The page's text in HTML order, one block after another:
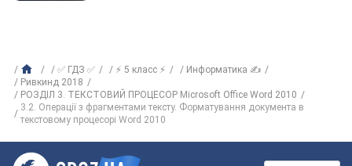
✅ ГДЗ ✅ ⚡ 5 класс ⚡
Информатика ✍
Ривкинд 2018
РОЗДІЛ 3. ТЕКСТОВИЙ ПРОЦЕСОР Microsoft Office Word 2010
3.2. Операції з фрагментами тексту. Форматування документа в
текстовому процесорі Word 2010